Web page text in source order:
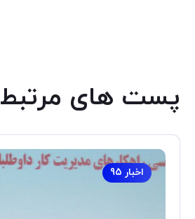
پست های مرتبط
اخبار 95